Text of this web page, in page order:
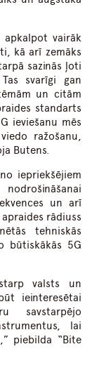
vairāk
kā arī zemāks
sazinās ļoti
svarīgi gan
un citām
standarts
ieviešanu mēs
ražošanu,
Butens.
iepriekšējiem
un arī
rādiuss
tehniskās
būtiskākās 5G
valsts un
ieinteresētai
savstarpējo
lai
piebilda “Bite